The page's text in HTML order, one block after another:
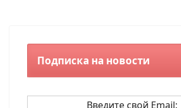
Подписка на новости
Введите свой Email: